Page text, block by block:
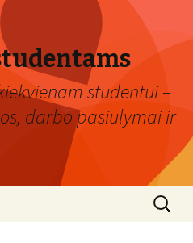
studentui –
darbo pasiūlymai ir
Ieškoti: